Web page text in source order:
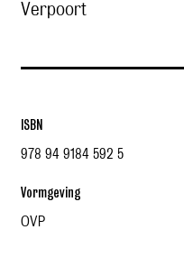
Verpoort
ISBN
978 94 9184 592 5
Vormgeving
OVP